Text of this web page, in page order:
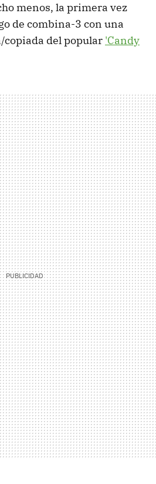
menos, la primera vez
de combina-3 con una
del popular 'Candy